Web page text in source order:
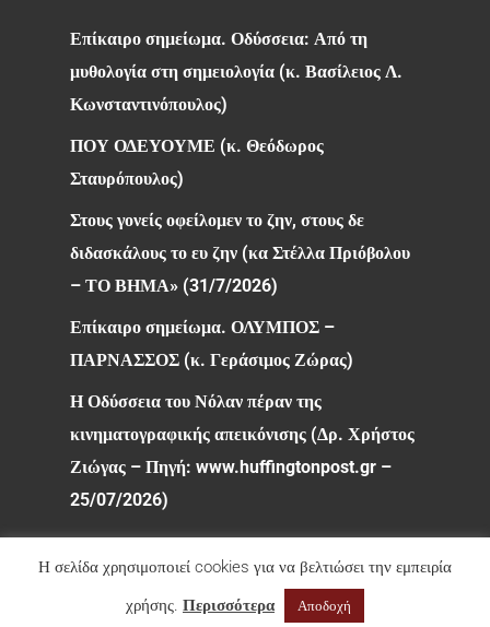
Επίκαιρο σημείωμα. Οδύσσεια: Από τη
μυθολογία στη σημειολογία (κ. Βασίλειος Λ.
Κωνσταντινόπουλος)
ΠΟΥ ΟΔΕΥΟΥΜΕ (κ. Θεόδωρος
Σταυρόπουλος)
Στους γονείς οφείλομεν το ζην, στους δε
διδασκάλους το ευ ζην (κα Στέλλα Πριόβολου
– ΤΟ ΒΗΜΑ» (31/7/2026)
Επίκαιρο σημείωμα. ΟΛΥΜΠΟΣ –
ΠΑΡΝΑΣΣΟΣ (κ. Γεράσιμος Ζώρας)
Η Οδύσσεια του Νόλαν πέραν της
κινηματογραφικής απεικόνισης (Δρ. Χρήστος
Ζιώγας – Πηγή: www.huffingtonpost.gr –
25/07/2026)
© 2026 Φιλολογικός Σύλλογος Παρνασσός. All rights
Η σελίδα χρησιμοποιεί cookies για να βελτιώσει την εμπειρία
χρήσης. Περισσότερα Αποδοχή